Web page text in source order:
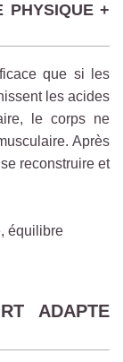
PHYSIQUE +
que si les
les acides
le corps ne
Après
reconstruire et
équilibre
ADAPTE